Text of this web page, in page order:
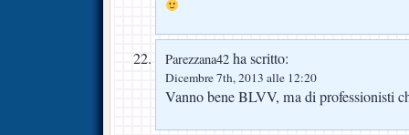
Parezzana42 ha scritto:
Dicembre 7th, 2013 alle 12:20
Vanno bene BLVV, ma di professionisti